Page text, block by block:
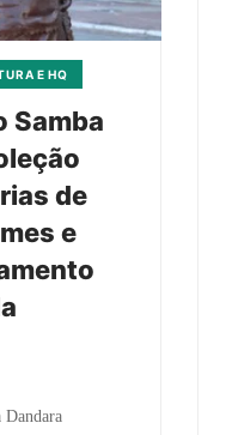
E HQ
Samba
de
e
Dandara